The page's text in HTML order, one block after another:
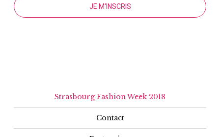
Strasbourg Fashion Week 2018
Contact